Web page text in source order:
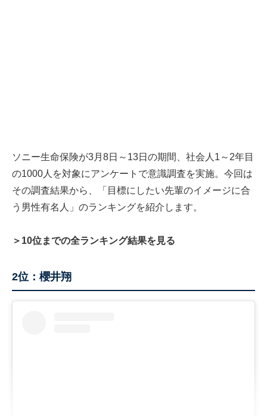
ソニー生命保険が3月8日～13日の期間、社会人1～2年目
の1000人を対象にアンケートで意識調査を実施。今回は
その調査結果から、「目標にしたい先輩のイメージに合
う男性有名人」のランキングを紹介します。
＞10位までの全ランキング結果を見る
2位：櫻井翔